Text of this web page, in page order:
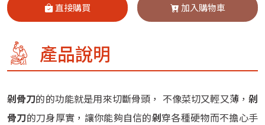
直接購買 加入購物車
產品說明
剁骨刀的的功能就是用來切斷骨頭， 不像菜切又輕又薄，剁
骨刀的刀身厚實，讓你能夠自信的剁穿各種硬物而不擔心手